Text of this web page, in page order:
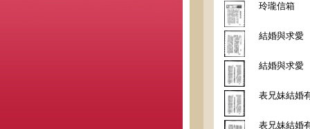
玲瓏信箱
結婚與求愛
結婚與求愛
表兄妹結婚
表兄妹結婚